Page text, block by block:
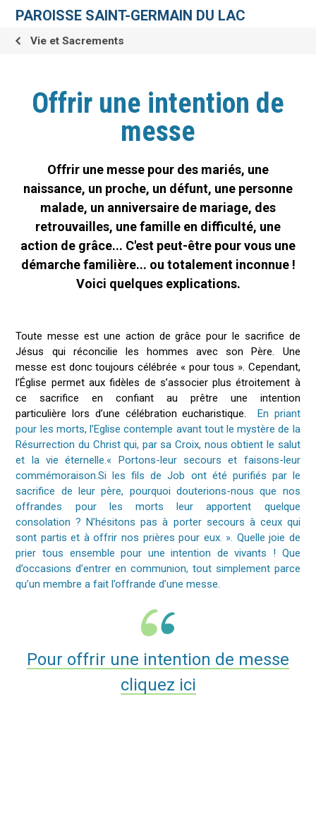
contenu.
personnelsPAROISSE SAINT-GERMAIN DU LAC
Vie et Sacrements
Offrir une intention de
messe
Offrir une messe pour des mariés, une
naissance, un proche, un défunt, une personne
malade, un anniversaire de mariage, des
retrouvailles, une famille en difficulté, une
action de grâce... C'est peut-être pour vous une
démarche familière... ou totalement inconnue !
Voici quelques explications.
Toute messe est une action de grâce pour le sacrifice de
Jésus qui réconcilie les hommes avec son Père. Une
messe est donc toujours célébrée « pour tous ». Cependant,
l’Église permet aux fidèles de s’associer plus étroitement à
ce sacrifice en confiant au prêtre une intention
particulière lors d’une célébration eucharistique. En priant
pour les morts, l’Eglise contemple avant tout le mystère de la
Résurrection du Christ qui, par sa Croix, nous obtient le salut
et la vie éternelle.« Portons-leur secours et faisons-leur
commémoraison.Si les fils de Job ont été purifiés par le
sacrifice de leur père, pourquoi douterions-nous que nos
offrandes pour les morts leur apportent quelque
consolation ? N’hésitons pas à porter secours à ceux qui
sont partis et à offrir nos prières pour eux. ». Quelle joie de
prier tous ensemble pour une intention de vivants ! Que
d’occasions d’entrer en communion, tout simplement parce
qu’un membre a fait l’offrande d’une messe.
Pour offrir une intention de messe
cliquez ici